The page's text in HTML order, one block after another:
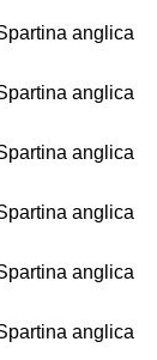
anglica
anglica
anglica
anglica
anglica
anglica